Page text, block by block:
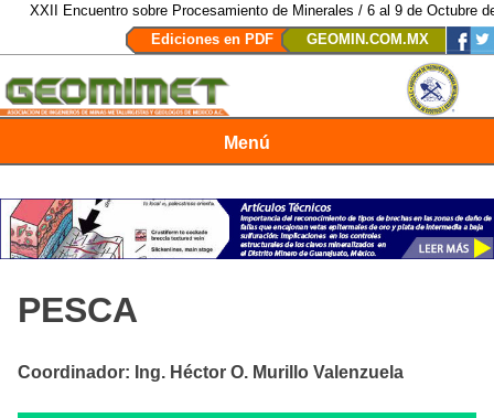
Encuentro sobre Procesamiento de Minerales / 6 al 9 de Octubre de
Ediciones en PDF
GEOMIN.COM.MX
Menú
PESCA
Coordinador: Ing. Héctor O. Murillo Valenzuela